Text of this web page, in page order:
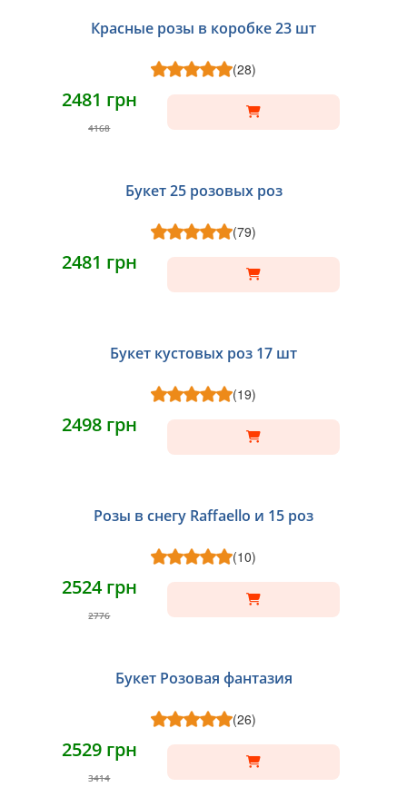
Красные розы в коробке 23 шт
(28)
2481 грн
4168
Букет 25 розовых роз
(79)
2481 грн
Букет кустовых роз 17 шт
(19)
2498 грн
Розы в снегу Raffaello и 15 роз
(10)
2524 грн
2776
Букет Розовая фантазия
(26)
2529 грн
3414